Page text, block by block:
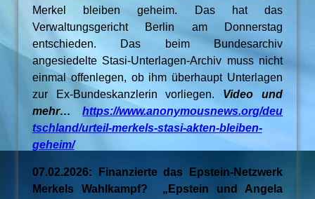
Merkel bleiben geheim. Das hat das
Verwaltungsgericht Berlin am Donnerstag
entschieden. Das beim Bundesarchiv
angesiedelte Stasi-Unterlagen-Archiv muss nicht
einmal offenlegen, ob ihm überhaupt Unterlagen
zur Ex-Bundeskanzlerin vorliegen. Video und
mehr…https://www.anonymousnews.org/deu
tschland/urteil-merkels-stasi-akten-bleiben-
geheim/
07.02.2026: Finanzierte das Epstein-Netzwerk
Merkels Wahlkampf? „Epstein und Angela